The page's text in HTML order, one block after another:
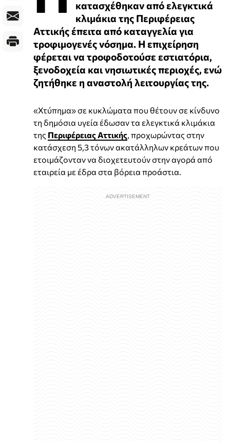
κατασχέθηκαν από ελεγκτικά
κλιμάκια της Περιφέρειας
Αττικής έπειτα από καταγγελία για
τροφιμογενές νόσημα. Η επιχείρηση
φέρεται να τροφοδοτούσε εστιατόρια,
ξενοδοχεία και νησιωτικές περιοχές, ενώ
ζητήθηκε η αναστολή λειτουργίας της.
«Χτύπημα» σε κυκλώματα που θέτουν σε κίνδυνο
τη δημόσια υγεία έδωσαν τα ελεγκτικά κλιμάκια
της Περιφέρειας Αττικής, προχωρώντας στην
κατάσχεση 5,3 τόνων ακατάλληλων κρεάτων που
ετοιμάζονταν να διοχετευτούν στην αγορά από
εταιρεία με έδρα στα βόρεια προάστια.